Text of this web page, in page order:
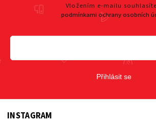
Vložením e-mailu
podmínkami ochrany osobních
Přihlásit se
INSTAGRAM